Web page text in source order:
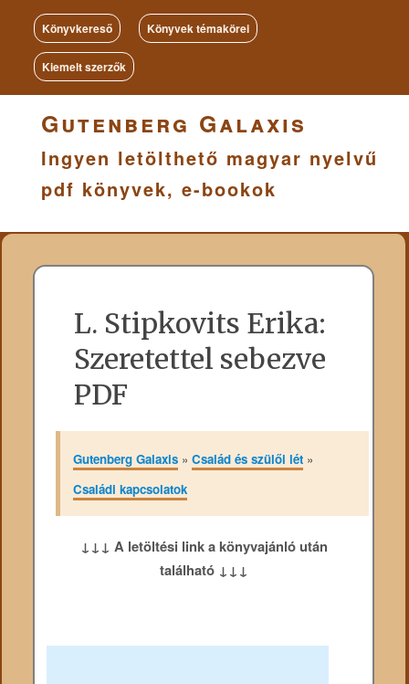
Könyvkereső Könyvek témakörei
Kiemelt szerzők
Gutenberg Galaxis
Ingyen letölthető magyar nyelvű
pdf könyvek, e-bookok
L. Stipkovits Erika:
Szeretettel sebezve
PDF
Gutenberg Galaxis» Család és szülői lét»
Családi kapcsolatok
↓↓↓ A letöltési link a könyvajánló után
található ↓↓↓